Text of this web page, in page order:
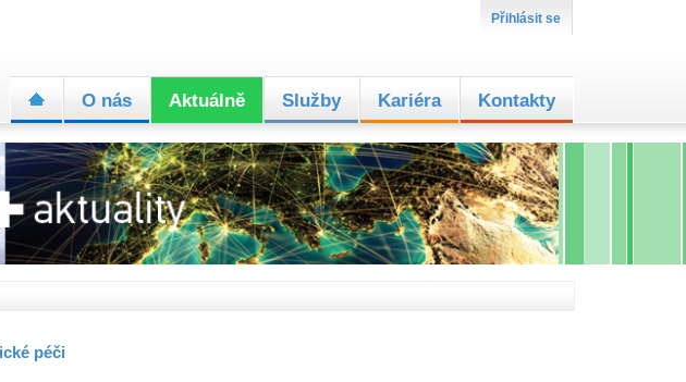
Přihlásit se
O nás Aktuálně Služby Kariéra Kontakty
péči